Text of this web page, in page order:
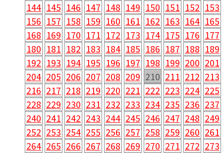
144 145 146 147 148 149 150 151 152 153
156 157 158 159 160 161 162 163 164 165
168 169 170 171 172 173 174 175 176 177
180 181 182 183 184 185 186 187 188 189
192 193 194 195 196 197 198 199 200 201
204 205 206 207 208 209 210 211 212 213
216 217 218 219 220 221 222 223 224 225
228 229 230 231 232 233 234 235 236 237
240 241 242 243 244 245 246 247 248 249
252 253 254 255 256 257 258 259 260 261
264 265 266 267 268 269 270 271 272 273